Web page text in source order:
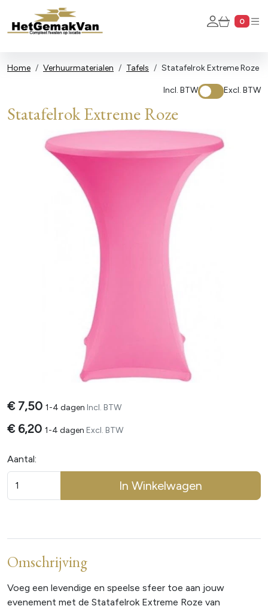
Account
0
Home Verhuurmaterialen Tafels Statafelrok Extreme Roze
Incl. BTW Excl. BTW
Statafelrok Extreme Roze
€ 7,50 1-4 dagen Incl. BTW
€ 6,20 1-4 dagen Excl. BTW
Aantal:
In Winkelwagen
Omschrijving
Voeg een levendige en speelse sfeer toe aan jouw
evenement met de Statafelrok Extreme Roze van